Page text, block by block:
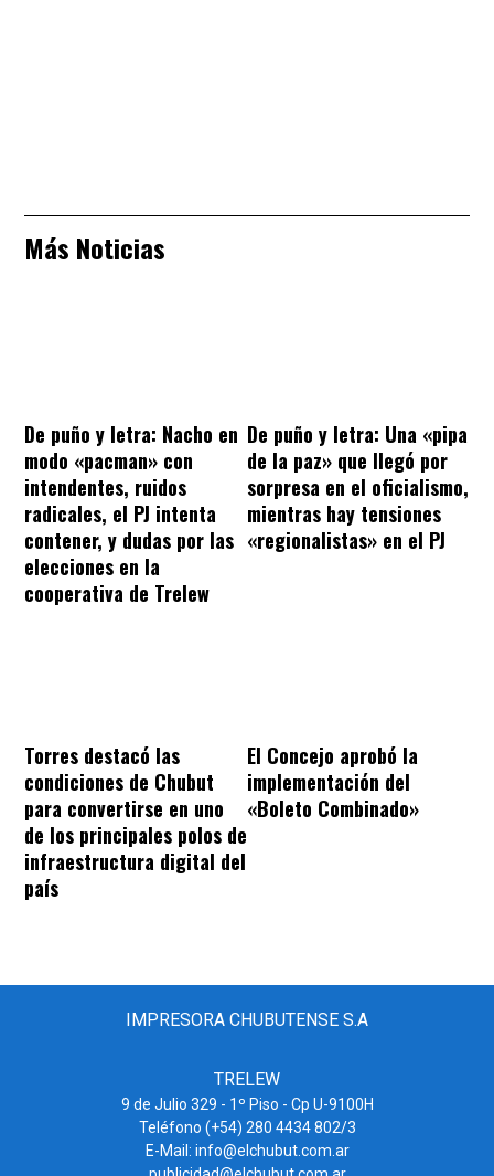
Más Noticias
De puño y letra: Nacho en
modo «pacman» con
intendentes, ruidos
radicales, el PJ intenta
contener, y dudas por las
elecciones en la
cooperativa de Trelew
De puño y letra: Una «pipa
de la paz» que llegó por
sorpresa en el oficialismo,
mientras hay tensiones
«regionalistas» en el PJ
Torres destacó las
condiciones de Chubut
para convertirse en uno
de los principales polos de
infraestructura digital del
país
El Concejo aprobó la
implementación del
«Boleto Combinado»
IMPRESORA CHUBUTENSE S.A
TRELEW
9 de Julio 329 - 1º Piso - Cp U-9100H
Teléfono (+54) 280 4434 802/3
E-Mail: info@elchubut.com.ar